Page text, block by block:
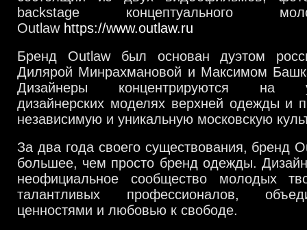
backstage концептуального
Outlaw https://www.outlaw.ru
Бренд Outlaw был основан дуэтом
Дилярой Минрахмановой и Максимом
Дизайнеры концентрируются на
дизайнерских моделях верхней одежды и
независимую и уникальную московскую
За два года своего существования, бренд
большее, чем просто бренд одежды.
неофициальное сообщество молодых
талантливых профессионалов,
ценностями и любовью к свободе.